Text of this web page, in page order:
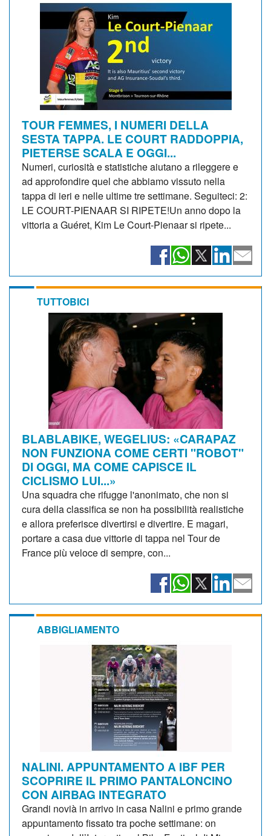
TOUR FEMMES, I NUMERI DELLA
SESTA TAPPA. LE COURT RADDOPPIA,
PIETERSE SCALA E OGGI...
Numeri, curiosità e statistiche aiutano a rileggere e
ad approfondire quel che abbiamo vissuto nella
tappa di ieri e nelle ultime tre settimane. Seguiteci: 2:
LE COURT-PIENAAR SI RIPETE!Un anno dopo la
vittoria a Guéret, Kim Le Court-Pienaar si ripete...
TUTTOBICI
BLABLABIKE, WEGELIUS: «CARAPAZ
NON FUNZIONA COME CERTI "ROBOT"
DI OGGI, MA COME CAPISCE IL
CICLISMO LUI...»
Una squadra che rifugge l'anonimato, che non si
cura della classifica se non ha possibilità realistiche
e allora preferisce divertirsi e divertire. E magari,
portare a casa due vittorie di tappa nel Tour de
France più veloce di sempre, con...
ABBIGLIAMENTO
NALINI. APPUNTAMENTO A IBF PER
SCOPRIRE IL PRIMO PANTALONCINO
CON AIRBAG INTEGRATO
Grandi novià in arrivo in casa Nalini e primo grande
appuntamento fissato tra poche settimane: on